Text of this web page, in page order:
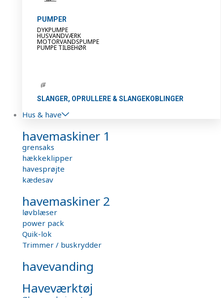
PUMPER
DYKPUMPE
HUSVANDVÆRK
MOTORVANDSPUMPE
PUMPE TILBEHØR
SLANGER, OPRULLERE & SLANGEKOBLINGER
Hus & have
havemaskiner 1
grensaks
hækkeklipper
havesprøjte
kædesav
havemaskiner 2
løvblæser
power pack
Quik-lok
Trimmer / buskrydder
havevanding
Haveværktøj